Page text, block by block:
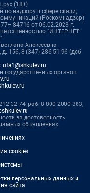
(18+)
по надзору в сфере связи,
(Роскомнадзор)
84716 от 06.02.2023 г.
"ИНТЕРНЕТ
Алексеевна
156, 8 (347) 286-51-96 (доб.
ufa1@shkulev.ru
органов:
32-74, раб. 8 800 2000-383,
за достоверность
объявлениях.
cookies
персональных данных и
сайта